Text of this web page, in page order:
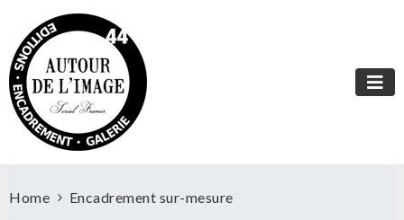
Home Encadrement sur-mesure